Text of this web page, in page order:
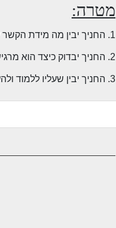
מטרה:
1. החניך יבין מה מידת הקשר שאמורה להיות בנינו לבין אבינו שבשמיים.
2. החניך יבדוק כיצד הוא מרגיש לגבי עולמו הדתי והאם הוא מרוצה ממנו.
3. החניך יבין שעליו ללמוד ולהעמיק כדי להתחבר לעולם התורה.